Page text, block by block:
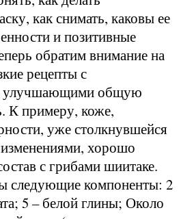
как снимать, каковы ее
и позитивные
обратим внимание на
рецепты с
улучшающими общую
К примеру, коже,
уже столкнувшейся
хорошо
с грибами шиитаке.
следующие компоненты: 2
5 – белой глины; Около